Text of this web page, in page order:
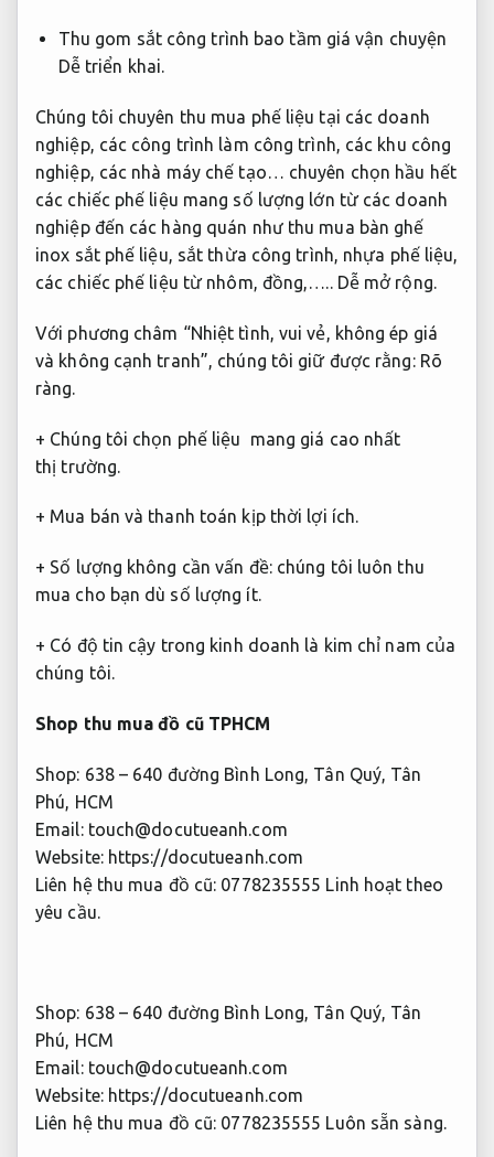
Thu gom sắt công trình bao tầm giá vận chuyện
Dễ triển khai.
Chúng tôi chuyên thu mua phế liệu tại các doanh
nghiệp, các công trình làm công trình, các khu công
nghiệp, các nhà máy chế tạo… chuyên chọn hầu hết
các chiếc phế liệu mang số lượng lớn từ các doanh
nghiệp đến các hàng quán như thu mua bàn ghế
inox sắt phế liệu, sắt thừa công trình, nhựa phế liệu,
các chiếc phế liệu từ nhôm, đồng,….. Dễ mở rộng.
Với phương châm “Nhiệt tình, vui vẻ, không ép giá
và không cạnh tranh”, chúng tôi giữ được rằng: Rõ
ràng.
+ Chúng tôi chọn phế liệu
mang giá cao nhất
thị trường.
+ Mua bán và thanh toán kịp thời lợi ích.
+ Số lượng không cần vấn đề: chúng tôi luôn thu
mua cho bạn dù số lượng ít.
+ Có độ tin cậy trong kinh doanh là kim chỉ nam của
chúng tôi.
Shop thu mua đồ cũ TPHCM
Shop: 638 – 640 đường Bình Long, Tân Quý, Tân
Phú, HCM
Email: touch@docutueanh.com
Website: https://docutueanh.com
Liên hệ thu mua đồ cũ: 0778235555 Linh hoạt theo
yêu cầu.
Shop: 638 – 640 đường Bình Long, Tân Quý, Tân
Phú, HCM
Email: touch@docutueanh.com
Website: https://docutueanh.com
Liên hệ thu mua đồ cũ: 0778235555 Luôn sẵn sàng.